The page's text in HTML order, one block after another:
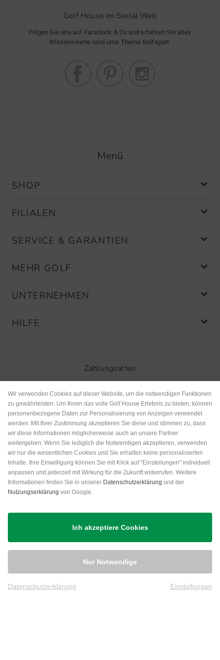
Golf House im Social Web
Folgen Sie uns auf Facebook & Co und erfahren Sie alles
Wissenswerte rund ums Thema Golfsport.
Menü
SHOP
FILIALEN
SERVICE & GARANTIEN
MEHR GOLF
UNTERNEHMEN
HILFE
Zahlungsarten
Versand
Wir verwenden Cookies auf dieser Website, um die notwendigen Funktionen
zu gewährleisten. Um Ihnen das volle Golf House Erlebnis zu bieten, können
personenbezogene Daten zur Personalisierung von Anzeigen verwendet
werden. Mit Ihrer Zustimmung akzeptieren Sie diese und stimmen zu, dass
wir diese Informationen möglicherweise auch an unsere Partner
weitergeben. Wenn Sie lediglich die Notwendigen akzeptieren, verwenden
wir nur die wesentlichen Cookies und Sie erhalten keine personalisierten
Inhalte. Ihre Einwilligung können Sie mit Klick auf "Einstellungen" individuell
anpassen und jederzeit mit Wirkung für die Zukunft widerrufen. Weitere
Informationen finden Sie in unserer Datenschutzerklärung und der
Nutzungserklärung von Google.
Ich akzeptiere Cookies
Nur Notwendige
Datenschutzerklärung Einstellungen